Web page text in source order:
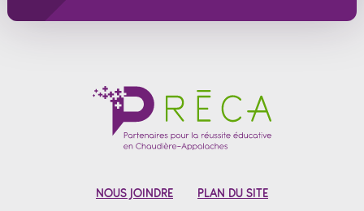
NOUS JOINDRE PLAN DU SITE